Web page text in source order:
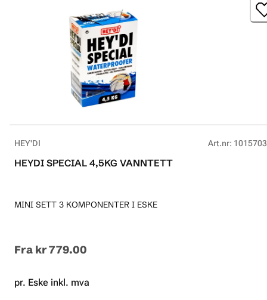
HEY'DI Art.nr:
HEYDI SPECIAL 4,5KG VANNTETT
MINI SETT 3 KOMPONENTER I ESKE
Fra kr 779.00
pr. Eske inkl. mva